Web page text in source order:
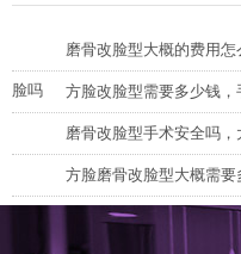
磨骨改脸型大概的费用
脸吗 方脸改脸型需要多少钱，
磨骨改脸型手术安全吗
方脸磨骨改脸型大概需